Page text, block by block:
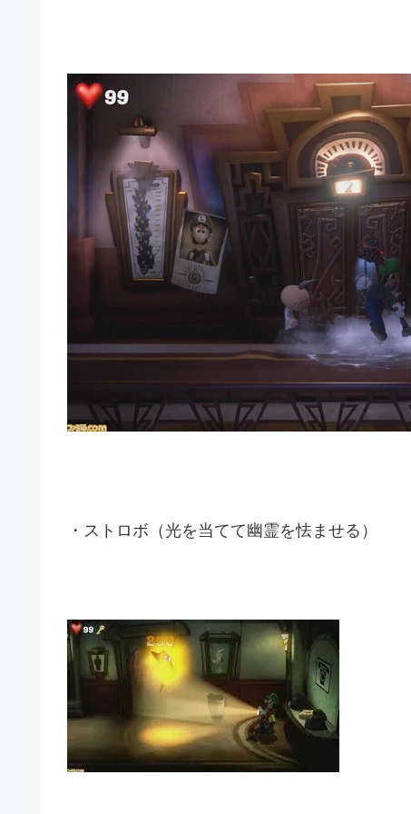
・ストロボ（光を当てて幽霊を怯ませる）